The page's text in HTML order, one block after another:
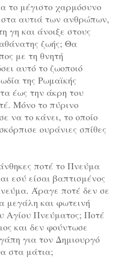
το μέγιστο χαρμόσυνο
αυτιά των ανθρώπων,
γη και άνοιξε στους
ζωής; Θα
με τη θνητή
αυτό το ζωοποιό
της Ρωμαϊκής
έως την άκρη του
Μόνο το πύρινο
να το κάνει, το οποίο
ουράνιες σπίθες
ποτέ το Πνεύμα
εσύ είσαι βαπτισμένος
Άραγε ποτέ δεν σε
μεγάλη και φωτεινή
Αγίου Πνεύματος; Ποτέ
και δεν φούντωσε
για τον Δημιουργό
στα μάτια;